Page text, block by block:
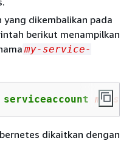
dikembalikan pada
berikut menampilkan
my-service-
my-
dikaitkan dengan